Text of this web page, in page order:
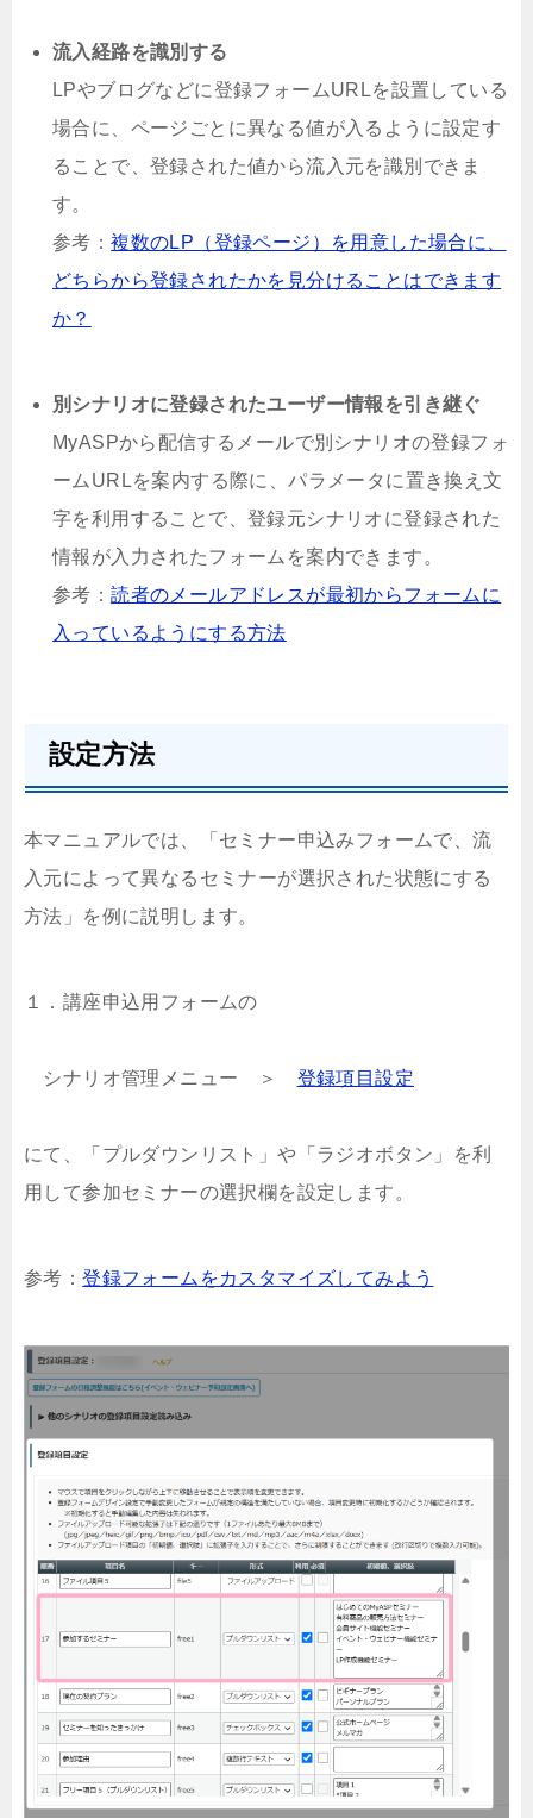
流入経路を識別する
LPやブログなどに登録フォームURLを設置している
場合に、ページごとに異なる値が入るように設定す
ることで、登録された値から流入元を識別できま
す。
参考：複数のLP（登録ページ）を用意した場合に、
どちらから登録されたかを見分けることはできます
か？
別シナリオに登録されたユーザー情報を引き継ぐ
MyASPから配信するメールで別シナリオの登録フォ
ームURLを案内する際に、パラメータに置き換え文
字を利用することで、登録元シナリオに登録された
情報が入力されたフォームを案内できます。
参考：読者のメールアドレスが最初からフォームに
入っているようにする方法
設定方法
本マニュアルでは、「セミナー申込みフォームで、流
入元によって異なるセミナーが選択された状態にする
方法」を例に説明します。
１．講座申込用フォームの
シナリオ管理メニュー ＞ 登録項目設定
にて、「プルダウンリスト」や「ラジオボタン」を利
用して参加セミナーの選択欄を設定します。
参考：登録フォームをカスタマイズしてみよう